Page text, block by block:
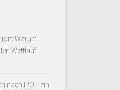
Warum
Wettlauf
nach IPO – ein